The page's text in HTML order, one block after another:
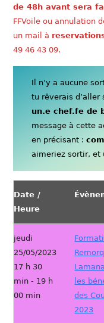
de 48h avant sera
FFVoile ou annulation
un mail à
49 46 43 09.
Il n’y a aucune
tu rêverais d’aller
un.e chef.fe de
message à cette
en précisant :
aimeriez sortir, et
Date /
Heure
jeudi
25/05/2023
17 h 30
min - 19 h
00 min
les
des
2023